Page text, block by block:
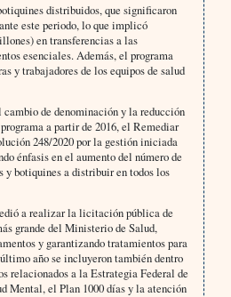
distribuidos, que significaron
este periodo, lo que implicó
en transferencias a las
esenciales. Además, el programa
y trabajadores de los equipos de salud
cambio de denominación y la reducción
a partir de 2016, el Remediar
248/2020 por la gestión iniciada
énfasis en el aumento del número de
y botiquines a distribuir en todos los
a realizar la licitación pública de
grande del Ministerio de Salud,
y garantizando tratamientos para
año se incluyeron también dentro
relacionados a la Estrategia Federal de
Mental, el Plan 1000 días y la atención